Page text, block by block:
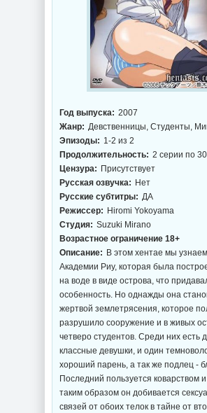
Год выпуска: 2007
Жанр: Девственницы, Студенты,
Эпизоды: 1-2 из 2
Продолжительность: 2 серии по
Цензура: Присутствует
Русская озвучка: Нет
Русские субтитры: ДА
Режиссер: Hiromi Yokoyama
Студия: Suzuki Mirano
Возрастное ограничение 18+
Описание: В этом хентае мы
Академии Риу, которая была
на воде в виде острова, что
особенность. Но однажды она
жертвой землетрясения, которое
разрушило сооружение и в живых
четверо студентов. Среди них есть
классные девушки, и один
хороший парень, а так же подлец -
Последний пользуется коварством
таким образом он добивается
связей от обоих телок в тайне от